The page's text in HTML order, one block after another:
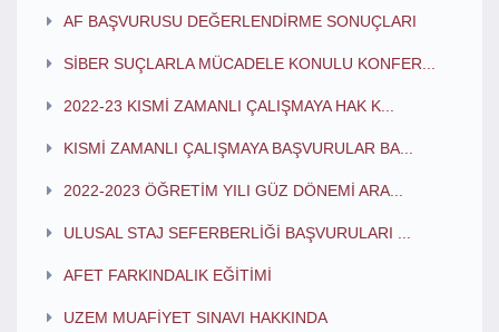
AF BAŞVURUSU DEĞERLENDİRME SONUÇLARI
SİBER SUÇLARLA MÜCADELE KONULU KONFER...
2022-23 KISMİ ZAMANLI ÇALIŞMAYA HAK K...
KISMİ ZAMANLI ÇALIŞMAYA BAŞVURULAR BA...
2022-2023 ÖĞRETİM YILI GÜZ DÖNEMİ ARA...
ULUSAL STAJ SEFERBERLİĞİ BAŞVURULARI ...
AFET FARKINDALIK EĞİTİMİ
UZEM MUAFİYET SINAVI HAKKINDA